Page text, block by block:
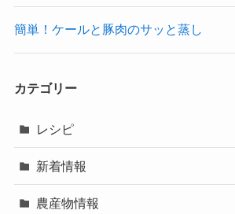
簡単！ケールと豚肉のサッと蒸し
カテゴリー
レシピ
新着情報
農産物情報